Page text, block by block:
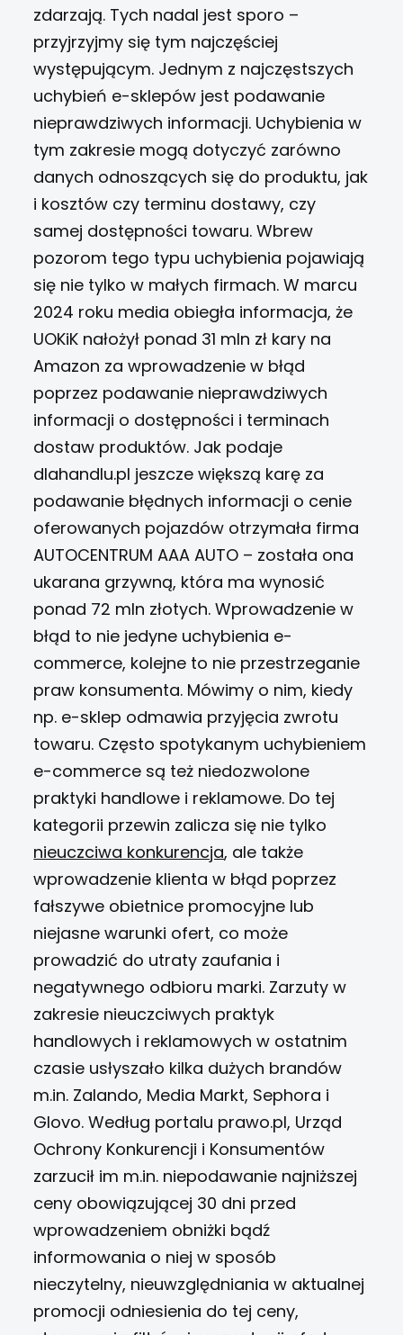
zdarzają. Tych nadal jest sporo –
przyjrzyjmy się tym najczęściej
występującym. Jednym z najczęstszych
uchybień e-sklepów jest podawanie
nieprawdziwych informacji. Uchybienia w
tym zakresie mogą dotyczyć zarówno
danych odnoszących się do produktu, jak
i kosztów czy terminu dostawy, czy
samej dostępności towaru. Wbrew
pozorom tego typu uchybienia pojawiają
się nie tylko w małych firmach. W marcu
2024 roku media obiegła informacja, że
UOKiK nałożył ponad 31 mln zł kary na
Amazon za wprowadzenie w błąd
poprzez podawanie nieprawdziwych
informacji o dostępności i terminach
dostaw produktów. Jak podaje
dlahandlu.pl jeszcze większą karę za
podawanie błędnych informacji o cenie
oferowanych pojazdów otrzymała firma
AUTOCENTRUM AAA AUTO – została ona
ukarana grzywną, która ma wynosić
ponad 72 mln złotych. Wprowadzenie w
błąd to nie jedyne uchybienia e-
commerce, kolejne to nie przestrzeganie
praw konsumenta. Mówimy o nim, kiedy
np. e-sklep odmawia przyjęcia zwrotu
towaru. Często spotykanym uchybieniem
e-commerce są też niedozwolone
praktyki handlowe i reklamowe. Do tej
kategorii przewin zalicza się nie tylko
nieuczciwa konkurencja, ale także
wprowadzenie klienta w błąd poprzez
fałszywe obietnice promocyjne lub
niejasne warunki ofert, co może
prowadzić do utraty zaufania i
negatywnego odbioru marki. Zarzuty w
zakresie nieuczciwych praktyk
handlowych i reklamowych w ostatnim
czasie usłyszało kilka dużych brandów
m.in. Zalando, Media Markt, Sephora i
Glovo. Według portalu prawo.pl, Urząd
Ochrony Konkurencji i Konsumentów
zarzucił im m.in. niepodawanie najniższej
ceny obowiązującej 30 dni przed
wprowadzeniem obniżki bądź
informowania o niej w sposób
nieczytelny, nieuwzględniania w aktualnej
promocji odniesienia do tej ceny,